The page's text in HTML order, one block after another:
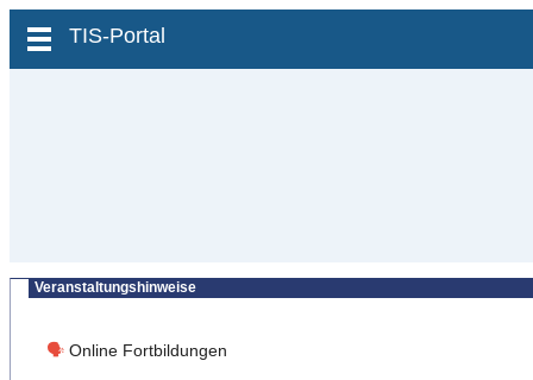
zum Inhalt wechseln
TIS-Portal
Veranstaltungshinweise
🗣 Online Fortbildungen